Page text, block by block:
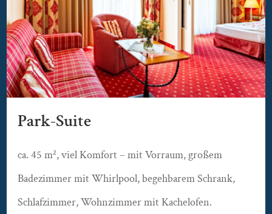
Park-Suite
ca. 45 m², viel Komfort – mit Vorraum, großem
Badezimmer mit Whirlpool, begehbarem Schrank,
Schlafzimmer, Wohnzimmer mit Kachelofen.